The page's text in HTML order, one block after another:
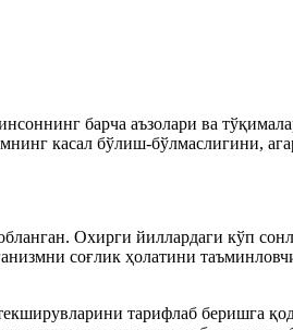
барча аъзолари ва
касал бўлиш-бўлмаслигини,
Охирги йиллардаги кўп
соғлик ҳолатини
тарифлаб беришга